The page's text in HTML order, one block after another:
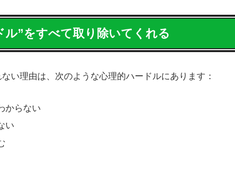
ル”をすべて取り除いてくれる
い理由は、次のような心理的ハードルにあります：
からない
い